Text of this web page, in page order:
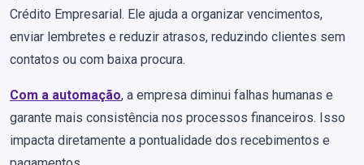
Crédito Empresarial. Ele ajuda a organizar vencimentos,
enviar lembretes e reduzir atrasos, reduzindo clientes sem
contatos ou com baixa procura.
Com a automação, a empresa diminui falhas humanas e
garante mais consistência nos processos financeiros. Isso
impacta diretamente a pontualidade dos recebimentos e